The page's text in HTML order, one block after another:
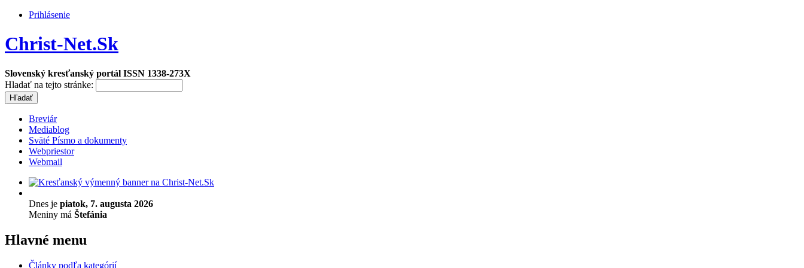
Prihlásenie
Christ-Net.Sk
Slovenský kresťanský portál ISSN 1338-273X
Hladať na tejto stránke:
Breviár
Mediablog
Sväté Písmo a dokumenty
Webpriestor
Webmail
Dnes je piatok, 7. augusta 2026
Meniny má Štefánia
Hlavné menu
Články podľa kategórií